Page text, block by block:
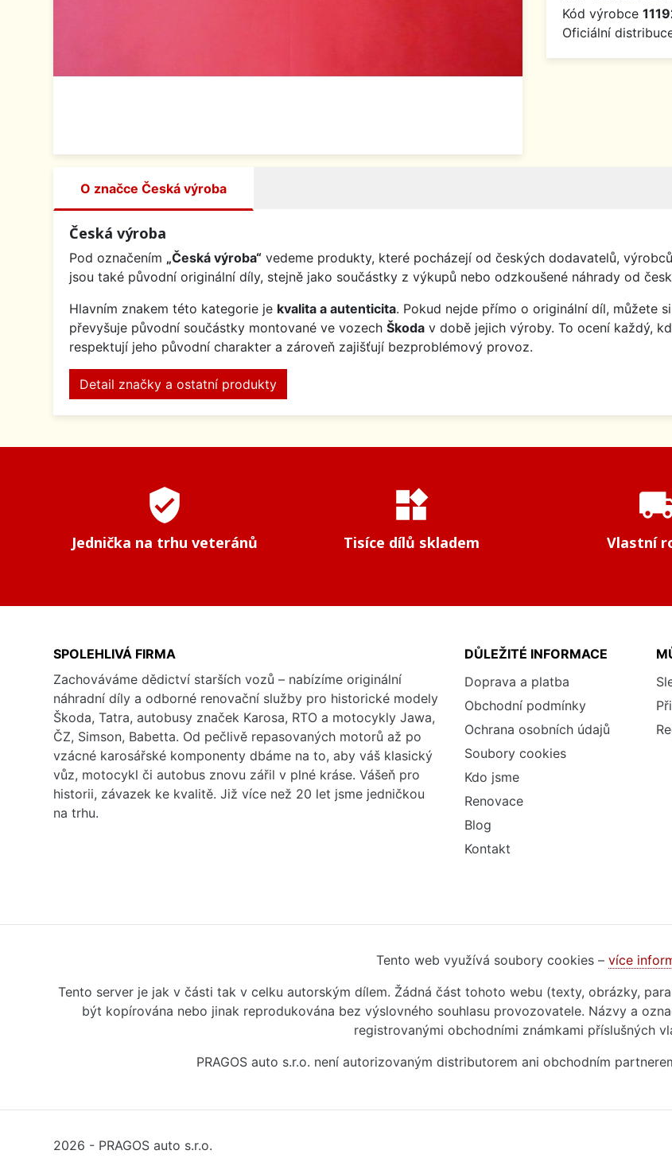
Kód výrobce
Oficiální
O značce Česká výroba
Česká výroba
Pod označením „Česká výroba“ vedeme produkty, které pocházejí od českých dodavatelů,
jsou také původní originální díly, stejně jako součástky z výkupů nebo odzkoušené náhrady od
Hlavním znakem této kategorie je kvalita a autenticita. Pokud nejde přímo o originální díl, můžete
převyšuje původní součástky montované ve vozech Škoda v době jejich výroby. To ocení každý,
respektují jeho původní charakter a zároveň zajišťují bezproblémový provoz.
Detail značky a ostatní produkty
verified_user
Jednička na trhu veteránů
widgets
Tisíce dílů skladem Vlastní
SPOLEHLIVÁ FIRMA
Zachováváme dědictví starších vozů – nabízíme originální
náhradní díly a odborné renovační služby pro historické modely
Škoda, Tatra, autobusy značek Karosa, RTO a motocykly Jawa,
ČZ, Simson, Babetta. Od pečlivě repasovaných motorů až po
vzácné karosářské komponenty dbáme na to, aby váš klasický
vůz, motocykl či autobus znovu zářil v plné kráse. Vášeň pro
historii, závazek ke kvalitě. Již více než 20 let jsme jedničkou
na trhu.
DŮLEŽITÉ INFORMACE
Doprava a platba
Obchodní podmínky
Ochrana osobních údajů
Soubory cookies
Kdo jsme
Renovace
Blog
Kontakt
Tento web využívá soubory cookies – více
Tento server je jak v části tak v celku autorským dílem. Žádná část tohoto webu (texty, obrázky,
být kopírována nebo jinak reprodukována bez výslovného souhlasu provozovatele. Názvy a
registrovanými obchodními známkami příslušných
PRAGOS auto s.r.o. není autorizovaným distributorem ani obchodním
2026 - PRAGOS auto s.r.o.